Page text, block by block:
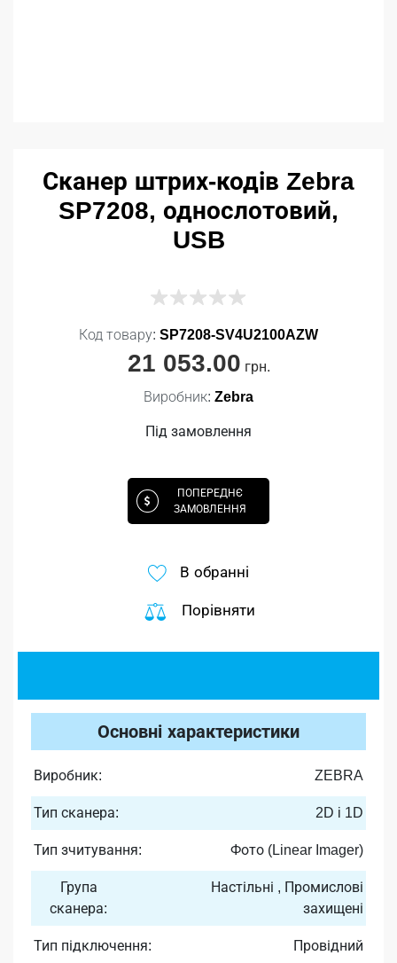
Сканер штрих-кодів Zebra
SP7208, однослотовий,
USB
Код товару: SP7208-SV4U2100AZW
21 053.00 грн.
Виробник: Zebra
Під замовлення
ПОПЕРЕДНЄ
ЗАМОВЛЕННЯ
В обранні
Порівняти
Основні характеристики
Виробник: ZEBRA
Тип сканера: 2D i 1D
Тип зчитування: Фото (Linear Imager)
Група
сканера:
Настільні , Промислові
захищені
Тип підключення: Провідний